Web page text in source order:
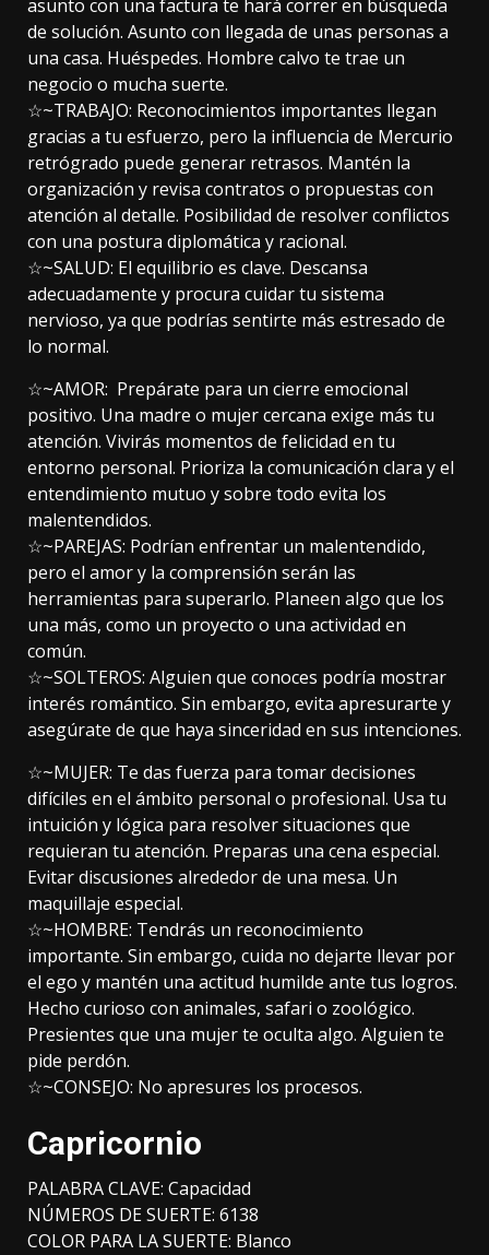
asunto con una factura te hará correr en búsqueda
de solución. Asunto con llegada de unas personas a
una casa. Huéspedes. Hombre calvo te trae un
negocio o mucha suerte.
☆~TRABAJO: Reconocimientos importantes llegan
gracias a tu esfuerzo, pero la influencia de Mercurio
retrógrado puede generar retrasos. Mantén la
organización y revisa contratos o propuestas con
atención al detalle. Posibilidad de resolver conflictos
con una postura diplomática y racional.
☆~SALUD: El equilibrio es clave. Descansa
adecuadamente y procura cuidar tu sistema
nervioso, ya que podrías sentirte más estresado de
lo normal.
☆~AMOR: Prepárate para un cierre emocional
positivo. Una madre o mujer cercana exige más tu
atención. Vivirás momentos de felicidad en tu
entorno personal. Prioriza la comunicación clara y el
entendimiento mutuo y sobre todo evita los
malentendidos.
☆~PAREJAS: Podrían enfrentar un malentendido,
pero el amor y la comprensión serán las
herramientas para superarlo. Planeen algo que los
una más, como un proyecto o una actividad en
común.
☆~SOLTEROS: Alguien que conoces podría mostrar
interés romántico. Sin embargo, evita apresurarte y
asegúrate de que haya sinceridad en sus intenciones.
☆~MUJER: Te das fuerza para tomar decisiones
difíciles en el ámbito personal o profesional. Usa tu
intuición y lógica para resolver situaciones que
requieran tu atención. Preparas una cena especial.
Evitar discusiones alrededor de una mesa. Un
maquillaje especial.
☆~HOMBRE: Tendrás un reconocimiento
importante. Sin embargo, cuida no dejarte llevar por
el ego y mantén una actitud humilde ante tus logros.
Hecho curioso con animales, safari o zoológico.
Presientes que una mujer te oculta algo. Alguien te
pide perdón.
☆~CONSEJO: No apresures los procesos.
Capricornio
PALABRA CLAVE: Capacidad
NÚMEROS DE SUERTE: 6138
COLOR PARA LA SUERTE: Blanco